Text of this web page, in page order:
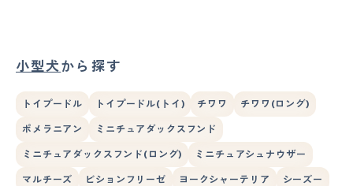
小型犬から探す
トイプードル トイプードル(トイ) チワワ チワワ(ロング)
ポメラニアン ミニチュアダックスフンド
ミニチュアダックスフンド(ロング) ミニチュアシュナウザー
マルチーズ ビションフリーゼ ヨークシャーテリア シーズー